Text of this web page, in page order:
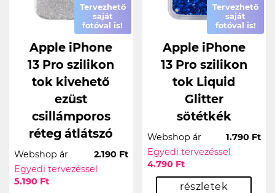
Tervezhető
saját
fotóval is!
Apple iPhone
13 Pro szilikon
tok kivehető
ezüst
csillámporos
réteg átlátszó
Webshop ár
2.190 Ft
Egyedi tervezéssel
5.190 Ft
Tervezhető
saját
fotóval is!
Apple iPhone
13 Pro szilikon
tok Liquid
Glitter
sötétkék
Webshop ár
1.790 Ft
Egyedi tervezéssel
4.790 Ft
részletek